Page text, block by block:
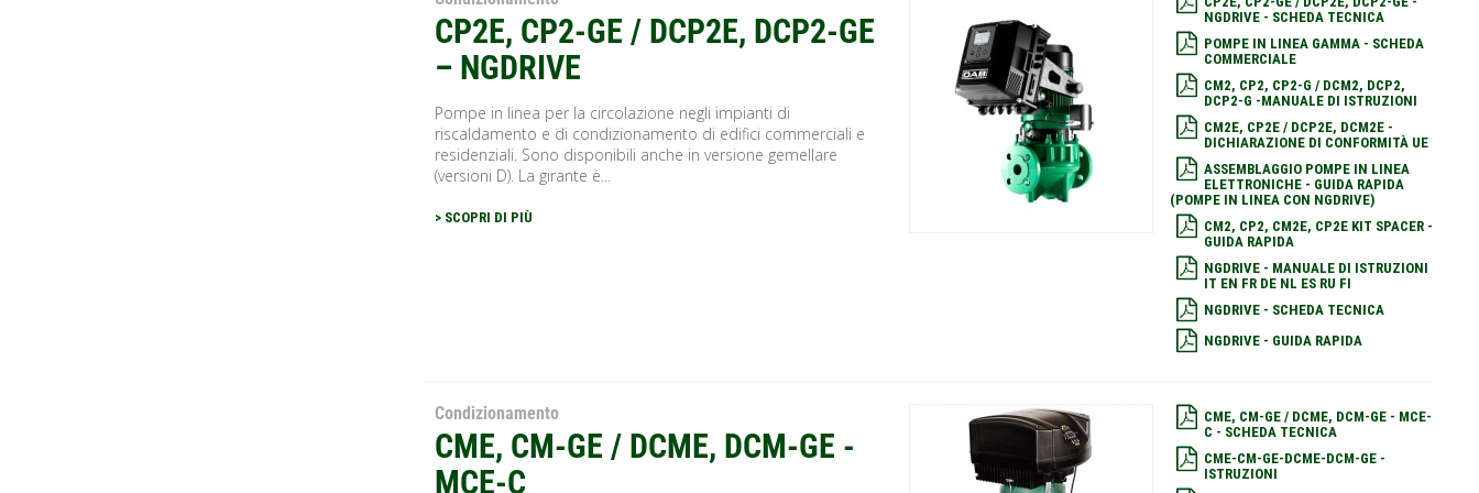
CP2E, CP2-GE / DCP2E, DCP2-GE
– NGDRIVE
Pompe in linea per la circolazione negli impianti di
riscaldamento e di condizionamento di edifici commerciali e
residenziali. Sono disponibili anche in versione gemellare
(versioni D). La girante è...
> SCOPRI DI PIÙ
NGDRIVE - SCHEDA TECNICA
POMPE IN LINEA GAMMA - SCHEDA
COMMERCIALE
CM2, CP2, CP2-G / DCM2, DCP2,
DCP2-G -MANUALE DI ISTRUZIONI
CM2E, CP2E / DCP2E, DCM2E -
DICHIARAZIONE DI CONFORMITÀ UE
ASSEMBLAGGIO POMPE IN LINEA
ELETTRONICHE - GUIDA RAPIDA
(POMPE IN LINEA CON NGDRIVE)
CM2, CP2, CM2E, CP2E KIT SPACER -
GUIDA RAPIDA
NGDRIVE - MANUALE DI ISTRUZIONI
IT EN FR DE NL ES RU FI
NGDRIVE - SCHEDA TECNICA
NGDRIVE - GUIDA RAPIDA
Condizionamento
CME, CM-GE / DCME, DCM-GE -
MCE-C
CME, CM-GE / DCME, DCM-GE - MCE-
C - SCHEDA TECNICA
CME-CM-GE-DCME-DCM-GE -
ISTRUZIONI